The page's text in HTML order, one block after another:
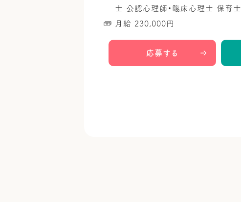
士 公認心理師・臨床心理士 保育
月給 230,000円
応募する